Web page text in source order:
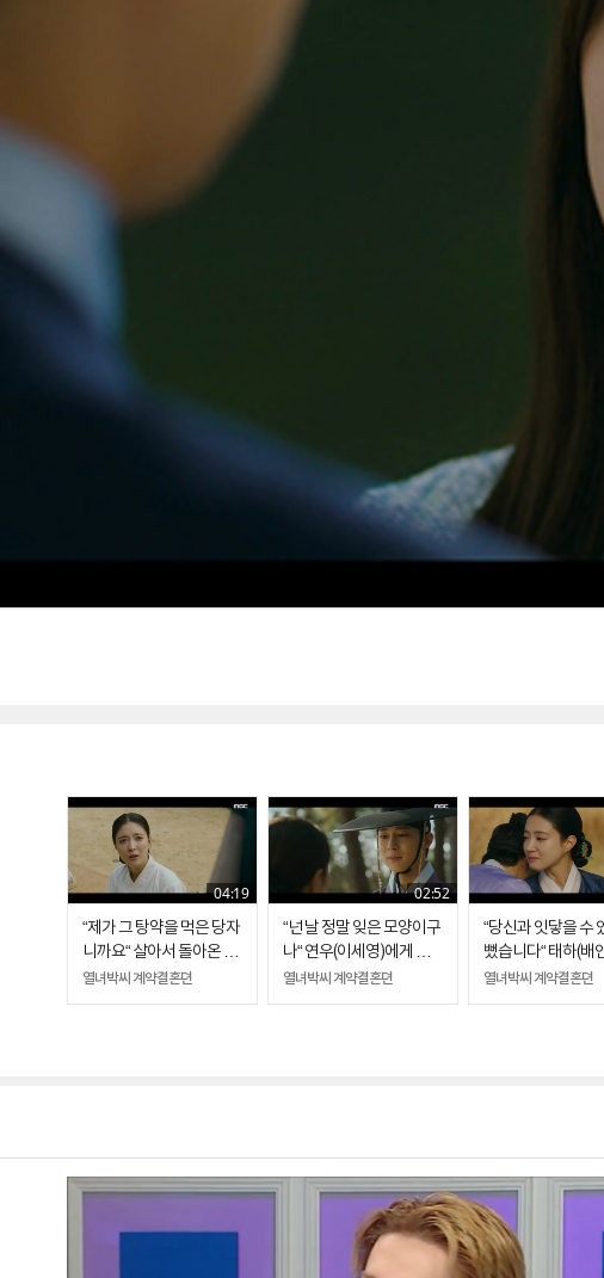
04:19
“제가 그 탕약을 먹은 당자
니까요“ 살아서 돌아온 태
하(배인혁)
열녀박씨 계약결혼뎐
02:52
“넌 날 정말 잊은 모양이구
나“ 연우(이세영)에게 전
하는 태하(배인혁)의 오랜
연심
열녀박씨 계약결혼뎐
“당신과 잇닿을 수
뻤습니다“ 태하(배
연우(이세영)의 다시
이별
열녀박씨 계약결혼뎐